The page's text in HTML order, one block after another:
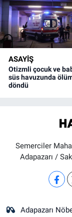
ASAYİŞ
Otizmli çocuk ve
süs havuzunda
döndü
Semerciler
Adapazarı /
Adapazarı